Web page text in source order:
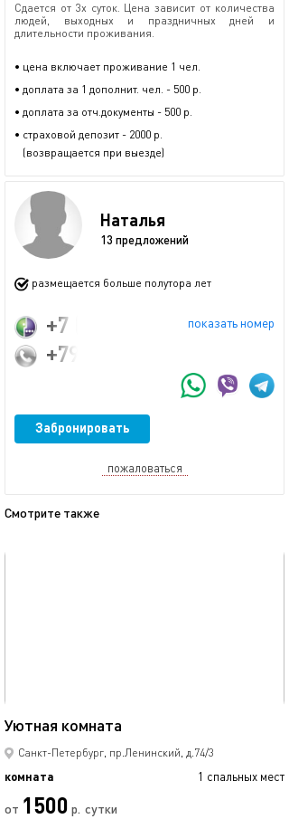
Сдается от 3х суток. Цена зависит от количества
людей, выходных и праздничных дней и
длительности проживания.
• цена включает проживание 1 чел.
• доплата за 1 дополнит. чел. - 500 р.
• доплата за отч.документы - 500 р.
• страховой депозит - 2000 р.
(возвращается при выезде)
Наталья
13 предложений
размещается больше полутора лет
показать номер
+7 (921) 403-25-45
+79214032545
Забронировать
пожаловаться
Смотрите также
Уютная комната
Санкт-Петербург, пр.Ленинский, д.74/3
комната 1 спальных мест
от 1500 р. сутки